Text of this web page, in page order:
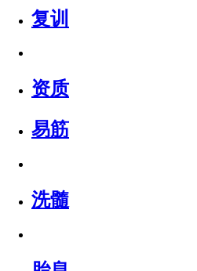
复训
资质
易筋
洗髓